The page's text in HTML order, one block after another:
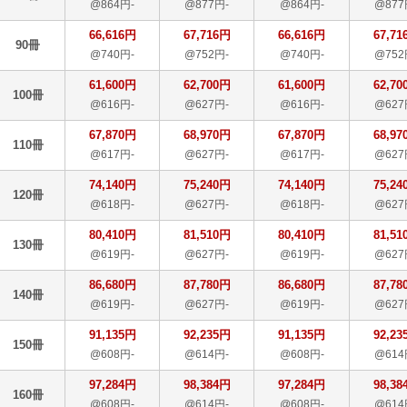
@864円- @877円- @864円- @877
90冊
66,616円
@740円-
67,716円
@752円-
66,616円
@740円- @752
100冊
61,600円
@616円-
62,700円
@627円-
61,600円
@616円- @627
110冊
67,870円
@617円-
68,970円
@627円-
67,870円
@617円- @627
120冊
74,140円
@618円-
75,240円
@627円-
74,140円
@618円- @627
130冊
80,410円
@619円-
81,510円
@627円-
80,410円
@619円- @627
140冊
86,680円
@619円-
87,780円
@627円-
86,680円
@619円- @627
150冊
91,135円
@608円-
92,235円
@614円-
91,135円
@608円- @614
160冊
97,284円
@608円-
98,384円
@614円-
97,284円
@608円- @614